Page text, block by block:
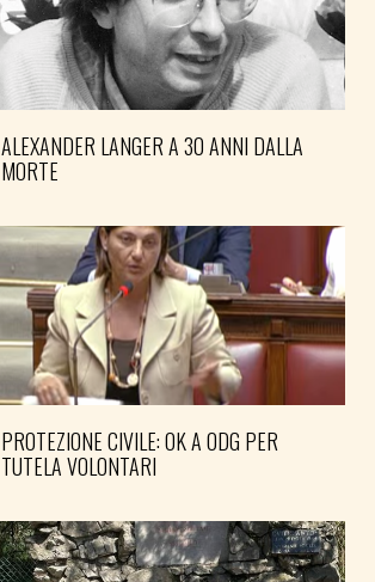
ALEXANDER LANGER A 30 ANNI DALLA
MORTE
PROTEZIONE CIVILE: OK A ODG PER
TUTELA VOLONTARI